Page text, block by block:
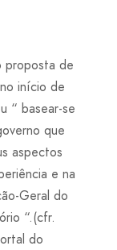
proposta de
início de
“ basear-se
que
aspectos
e na
Geral do
“.(cfr.
do